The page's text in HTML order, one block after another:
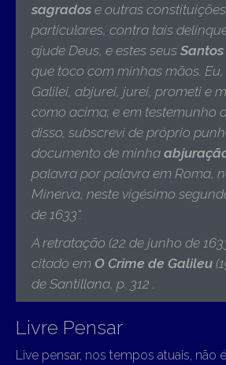
sagrados e outras
particulares, contra tais
ajude Deus, e estes seus
que toco com minhas mãos.
Galilei, abjurei, jurei, prometi e
como acima; e em testemunho
disso, subscrevi de próprio
documento de minha
palavra por palavra em Roma,
Minerva, neste vigésimo
de 1633“.
A retratação (22 de junho de
citado em O Crime de Galileu
de Santillana, p. 312 .
Livre Pensar
Live pensar, nos tempos atuais, não